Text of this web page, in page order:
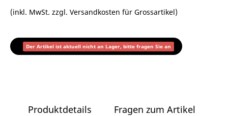
(inkl. MwSt. zzgl. Versandkosten für Grossartikel)
Der Artikel ist aktuell nicht an Lager, bitte fragen Sie an
Produktdetails
Fragen zum Artikel